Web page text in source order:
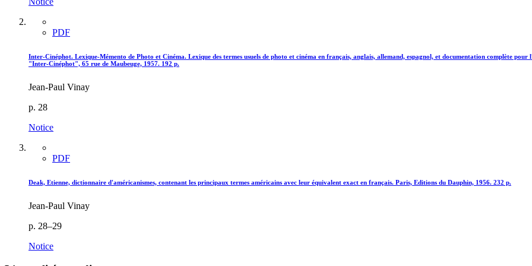
PDF
Inter-Cinéphot. Lexique-Mémento de Photo et Cinéma. Lexique des termes usuels de photo et cinéma en français, anglais, allemand, espagnol, et documentation complète
"Inter-Cinéphot", 65 rue de Maubeuge, 1957. 192 p.
Jean-Paul Vinay
p. 28
Notice
PDF
Deak, Etienne, dictionnaire d'américanismes, contenant les principaux termes américains avec leur équivalent exact en français. Paris, Editions du Dauphin, 1956. 232 p.
Jean-Paul Vinay
p. 28–29
Notice